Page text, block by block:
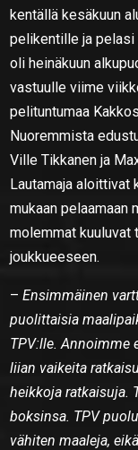
kentällä kesäkuun
pelikentille ja pelasi
oli heinäkuun
vastuulle viime
pelituntumaa
Nuoremmista
Ville Tikkanen ja
Lautamaja aloittivat
mukaan pelaamaan
molemmat kuuluvat
joukkueeseen.
–Ensimmäinen
puolittaisia
TPV:lle. Annoimme
liian vaikeita
heikkoja ratkaisuja.
boksinsa. TPV
vähiten maaleja,